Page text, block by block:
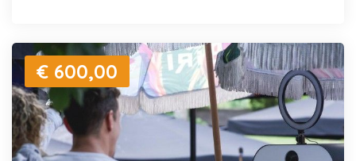
€ 600,00